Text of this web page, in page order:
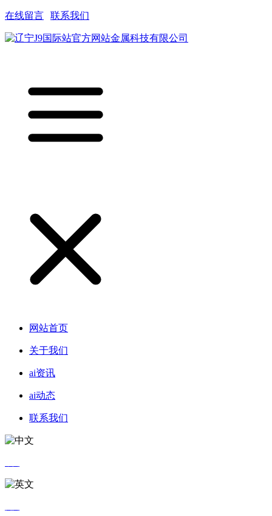
在线留言 联系我们
网站首页
关于我们
ai资讯
ai动态
联系我们